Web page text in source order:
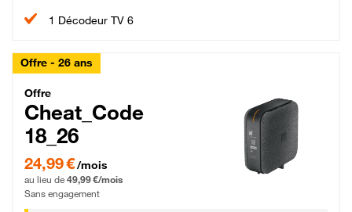
1 Décodeur TV 6
Offre - 26 ans
Cheat_Code Fibre_18_26
Offre
Cheat_Code
18_26
24,99 € par mois pendant 0 mois puis 49,99 € par mois, Sans engagement
24,99 €/mois
au lieu de 49,99 €/mois
Sans engagement